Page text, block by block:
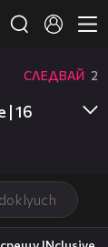
СЛЕДВАЙ 2
| 16